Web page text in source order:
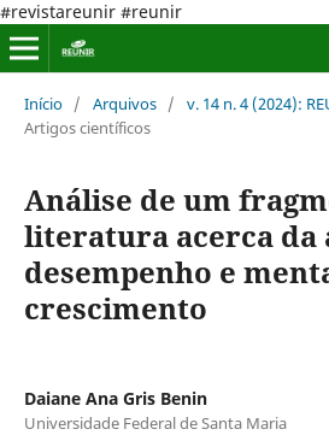
#revistareunir #reunir
Início / Arquivos / v. 14 n. 4 (2024):
Artigos científicos
Análise de um
literatura acerca da
desempenho e
crescimento
Daiane Ana Gris Benin
Universidade Federal de Santa Maria